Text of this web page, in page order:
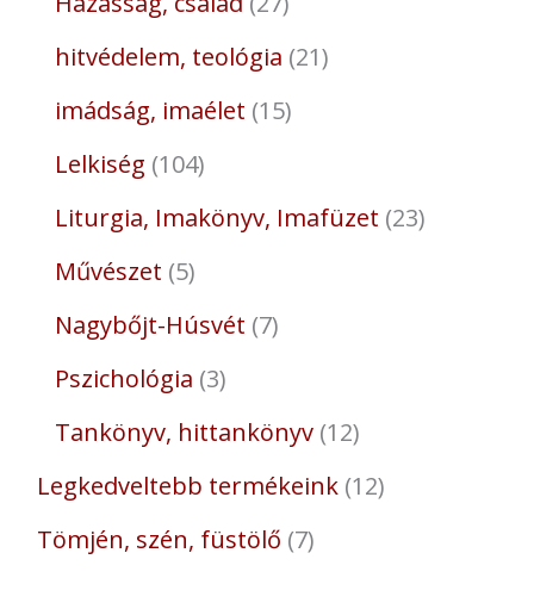
hitvédelem, teológia 21
imádság, imaélet 15
Lelkiség 104
Liturgia, Imakönyv, Imafüzet 23
Művészet 5
Nagybőjt-Húsvét 7
Pszichológia 3
Tankönyv, hittankönyv 12
Legkedveltebb termékeink 12
Tömjén, szén, füstölő 7